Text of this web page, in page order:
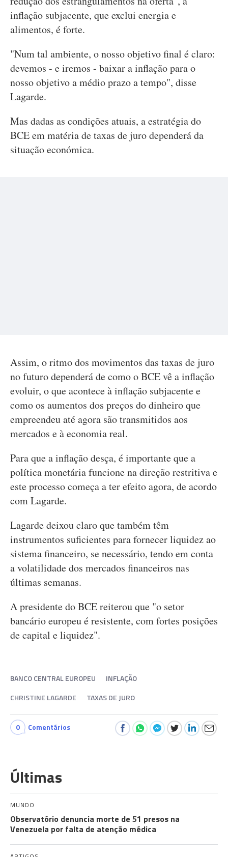
inflação subjacente, que exclui energia e
alimentos, é forte.
"Num tal ambiente, o nosso objetivo final é claro:
devemos - e iremos - baixar a inflação para o
nosso objetivo a médio prazo a tempo", disse
Lagarde.
Mas dadas as condições atuais, a estratégia do
BCE em matéria de taxas de juro dependerá da
situação económica.
Assim, o ritmo dos movimentos das taxas de juro
no futuro dependerá de como o BCE vê a inflação
evoluir, o que acontece à inflação subjacente e
como os aumentos dos preços do dinheiro que
empreendeu até agora são transmitidos aos
mercados e à economia real.
Para que a inflação desça, é importante que a
política monetária funcione na direção restritiva e
este processo começa a ter efeito agora, de acordo
com Lagarde.
Lagarde deixou claro que também têm
instrumentos suficientes para fornecer liquidez ao
sistema financeiro, se necessário, tendo em conta
a volatilidade dos mercados financeiros nas
últimas semanas.
A presidente do BCE reiterou que "o setor
bancário europeu é resistente, com fortes posições
de capital e liquidez".
BANCO CENTRAL EUROPEU
INFLAÇÃO
CHRISTINE LAGARDE
TAXAS DE JURO
0 Comentários
Últimas
MUNDO
Observatório denuncia morte de 51 presos na
Venezuela por falta de atenção médica